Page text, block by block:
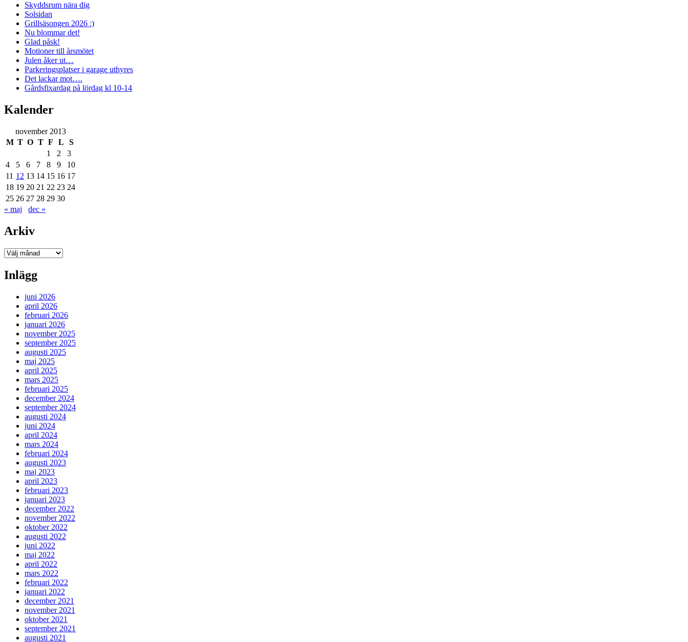
Skyddsrum nära dig
Solsidan
Grillsäsongen 2026 :)
Nu blommar det!
Glad påsk!
Motioner till årsmötet
Julen åker ut…
Parkeringsplatser i garage uthyres
Det lackar mot….
Gårdsfixardag på lördag kl 10-14
Kalender
november 2013
M T O T F L
S
1
2
3
4
5 6 7 8 9
10
11 12 13 14 15 16 17
18 19 20 21 22 23 24
25 26 27 28 29 30
« maj
dec »
Arkiv
Arkiv
Inlägg
juni 2026
april 2026
februari 2026
januari 2026
november 2025
september 2025
augusti 2025
maj 2025
april 2025
mars 2025
februari 2025
december 2024
september 2024
augusti 2024
juni 2024
april 2024
mars 2024
februari 2024
augusti 2023
maj 2023
april 2023
februari 2023
januari 2023
december 2022
november 2022
oktober 2022
augusti 2022
juni 2022
maj 2022
april 2022
mars 2022
februari 2022
januari 2022
december 2021
november 2021
oktober 2021
september 2021
augusti 2021